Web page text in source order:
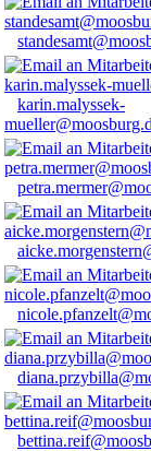
karin.malyssek-